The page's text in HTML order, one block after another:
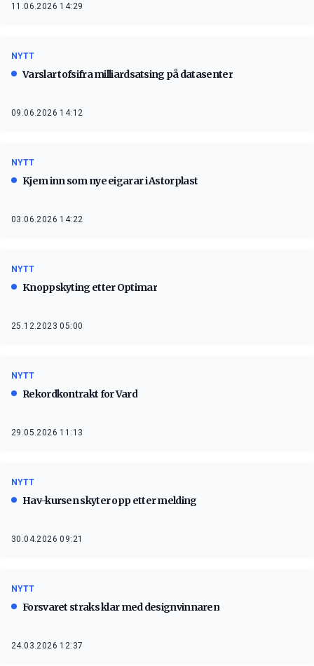
11.06.2026 14:29
NYTT
Varslar tofsifra milliardsatsing på datasenter
09.06.2026 14:12
NYTT
Kjem inn som nye eigarar i Astorplast
03.06.2026 14:22
NYTT
Knoppskyting etter Optimar
25.12.2023 05:00
NYTT
Rekordkontrakt for Vard
29.05.2026 11:13
NYTT
Hav-kursen skyter opp etter melding
30.04.2026 09:21
NYTT
Forsvaret straks klar med designvinnaren
24.03.2026 12:37